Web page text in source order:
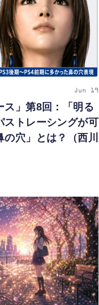
Jun 19
ス」第8回：「明る
ストレーシングが可
穴」とは？（西川